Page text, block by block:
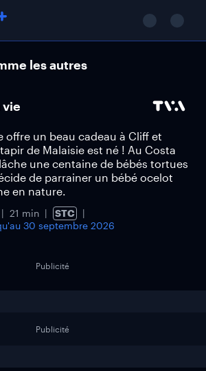
les autres
vie
offre un beau cadeau à Cliff et
de Malaisie est né ! Au Costa
une centaine de bébés tortues
de parrainer un bébé ocelot
en nature.
21 min
STC
30 septembre 2026
Publicité
Publicité